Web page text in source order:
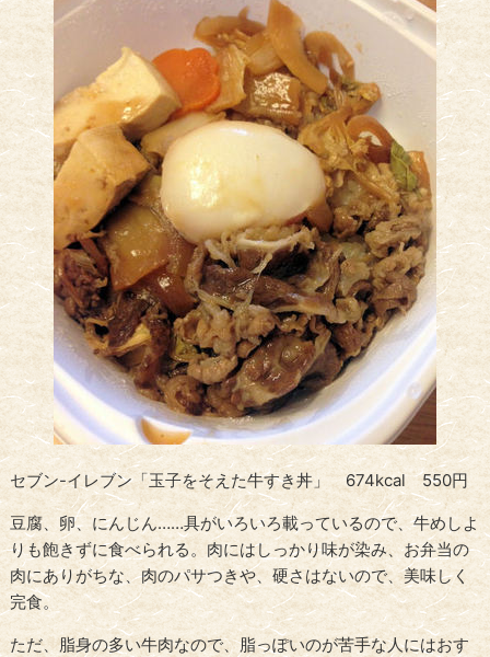
セブン-イレブン「玉子をそえた牛すき丼」 674kcal 550円
豆腐、卵、にんじん……具がいろいろ載っているので、牛めしよ
りも飽きずに食べられる。肉にはしっかり味が染み、お弁当の
肉にありがちな、肉のパサつきや、硬さはないので、美味しく
完食。
ただ、脂身の多い牛肉なので、脂っぽいのが苦手な人にはおす